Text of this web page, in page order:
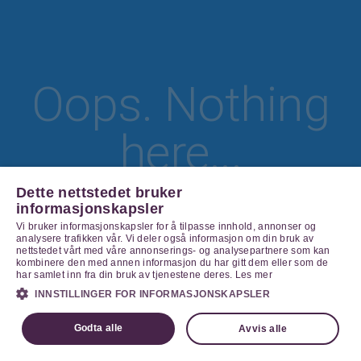
Oops. Nothing
here...
Go Home
Dette nettstedet bruker
informasjonskapsler
Vi bruker informasjonskapsler for å tilpasse innhold, annonser og
analysere trafikken vår. Vi deler også informasjon om din bruk av
nettstedet vårt med våre annonserings- og analysepartnere som kan
kombinere den med annen informasjon du har gitt dem eller som de
har samlet inn fra din bruk av tjenestene deres. Les mer
INNSTILLINGER FOR INFORMASJONSKAPSLER
Godta alle Avvis alle